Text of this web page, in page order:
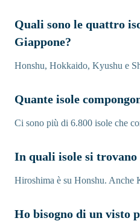
Quali sono le quattro
Giappone?
Honshu, Hokkaido, Kyushu e
Quante isole
Ci sono più di 6.800 isole che
In quali isole si
Hiroshima è su Honshu. Anche
Ho bisogno di un visto